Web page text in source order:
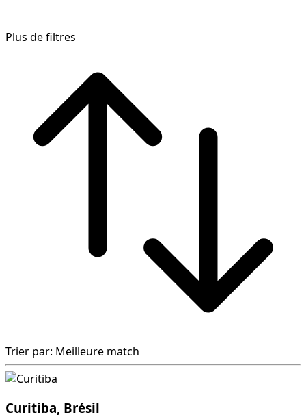
Plus de filtres
Trier par: Meilleure match
Curitiba, Brésil